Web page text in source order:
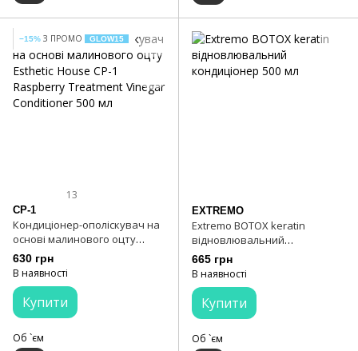
−15% З ПРОМО GLOW15
13
CP-1
Кондиціонер-ополіскувач на
основі малинового оцту
Esthetic House CP-1 Raspberry
Treatment Vinegar Conditioner
630 грн
В наявності
Купити
Об `єм
EXTREMO
Extremo BOTOX keratin
відновлювальний
кондиціонер 500 мл
665 грн
В наявності
Купити
Об `єм